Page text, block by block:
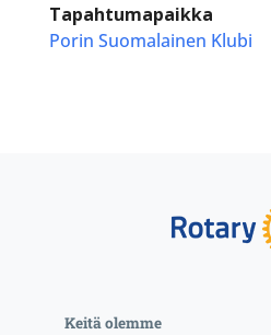
Tapahtumapaikka
Porin Suomalainen Klubi
Keitä olemme